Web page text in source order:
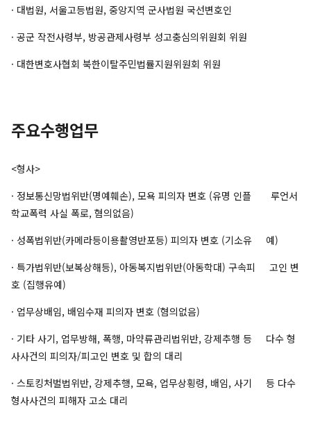
· 대법원, 서울고등법원, 중앙지역 군사법원 국선변호인
· 공군 작전사령부, 방공관제사령부 성고충심의위원회 위원
· 대한변호사협회 북한이탈주민법률지원위원회 위원
주요수행업무
<형사>
· 정보통신망법위반(명예훼손), 모욕 피의자 변호 (유명 인플 루언서
학교폭력 사실 폭로, 혐의없음)
· 성폭법위반(카메라등이용촬영반포등) 피의자 변호 (기소유 예)
· 특가법위반(보복상해등), 아동복지법위반(아동학대) 구속피 고인 변
호 (집행유예)
· 업무상배임, 배임수재 피의자 변호 (혐의없음)
· 기타 사기, 업무방해, 폭행, 마약류관리법위반, 강제추행 등 다수 형
사사건의 피의자/피고인 변호 및 합의 대리
· 스토킹처벌법위반, 강제추행, 모욕, 업무상횡령, 배임, 사기 등 다수
형사사건의 피해자 고소 대리